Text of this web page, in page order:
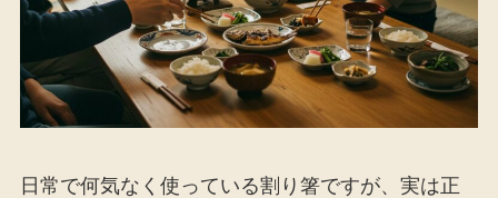
日常で何気なく使っている割り箸ですが、実は正